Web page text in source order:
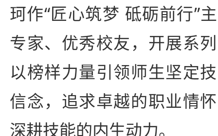
珂作“匠心筑梦 砥砺前行”
专家、优秀校友，开展系
以榜样力量引领师生坚定
信念，追求卓越的职业情
深耕技能的内生动力。